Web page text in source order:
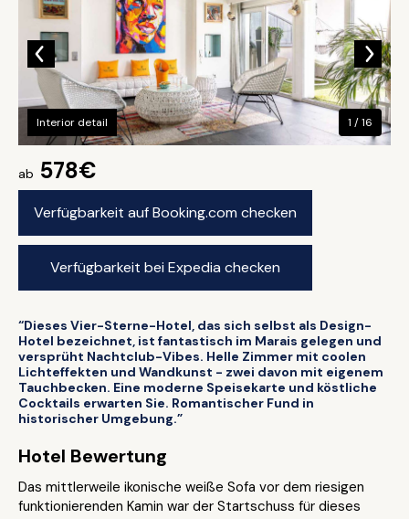
ab 578€
Verfügbarkeit auf Booking.com checken
Verfügbarkeit bei Expedia checken
Interior detail 1 / 16
“Dieses Vier-Sterne-Hotel, das sich selbst als Design-
Hotel bezeichnet, ist fantastisch im Marais gelegen und
versprüht Nachtclub-Vibes. Helle Zimmer mit coolen
Lichteffekten und Wandkunst - zwei davon mit eigenem
Tauchbecken. Eine moderne Speisekarte und köstliche
Cocktails erwarten Sie. Romantischer Fund in
historischer Umgebung.”
Hotel Bewertung
Das mittlerweile ikonische weiße Sofa vor dem riesigen
funktionierenden Kamin war der Startschuss für dieses